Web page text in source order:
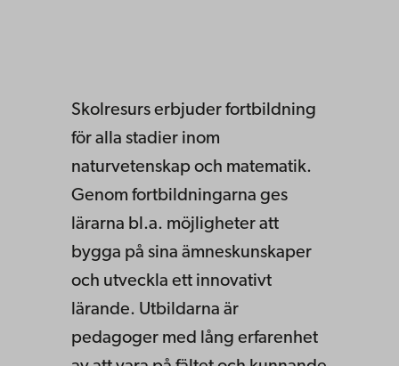
Skolresurs erbjuder fortbildning
för alla stadier inom
naturvetenskap och matematik.
Genom fortbildningarna ges
lärarna bl.a. möjligheter att
bygga på sina ämneskunskaper
och utveckla ett innovativt
lärande. Utbildarna är
pedagoger med lång erfarenhet